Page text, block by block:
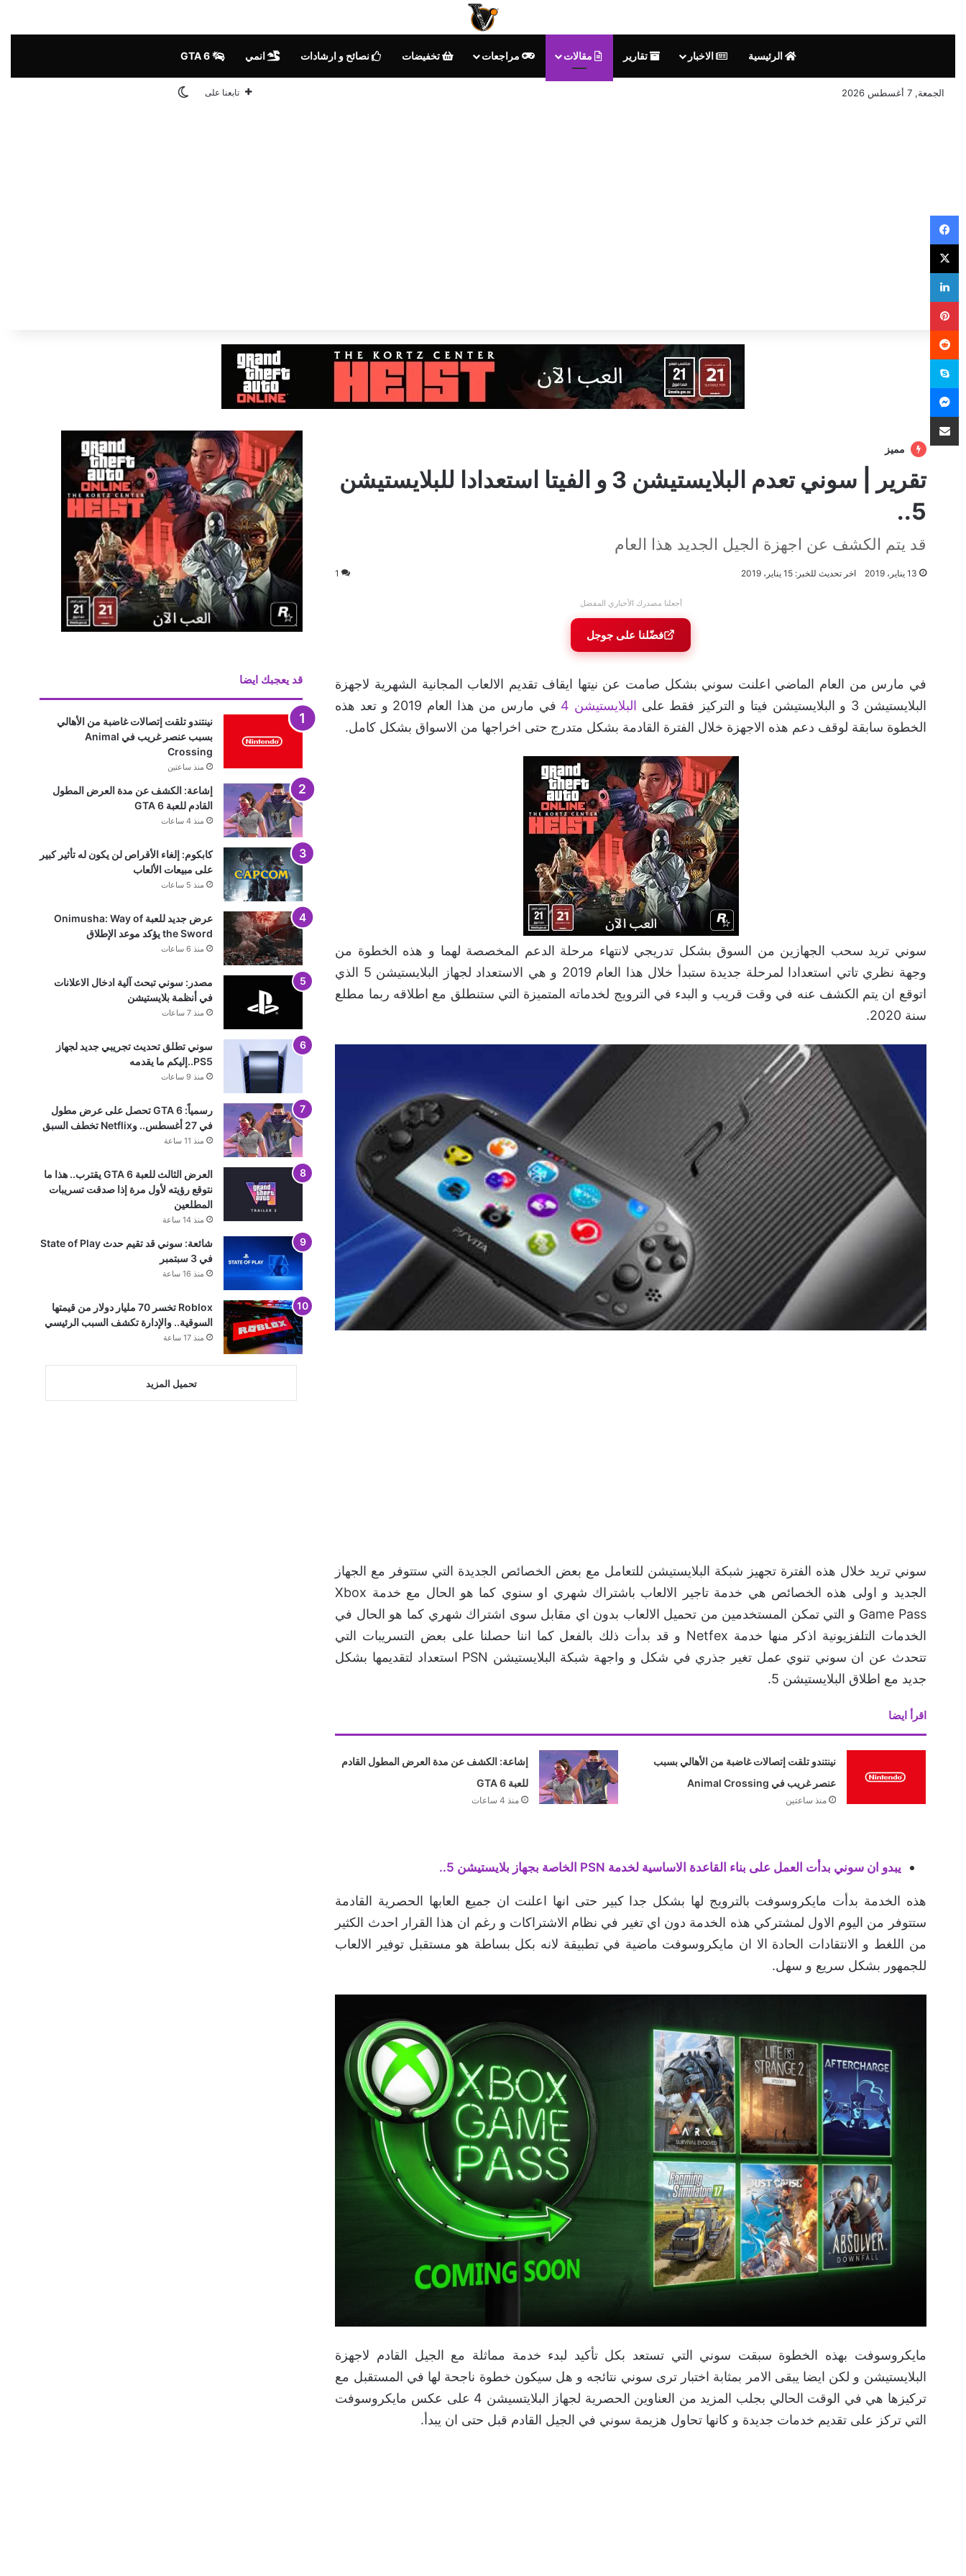
الرئيسية الاخبار تقارير مقالات مراجعات تخفيضات نصائح و ارشادات انمي
الجمعة, 7 أغسطس 2026 تابعنا على الوضع المظلم
مميز
تقرير | سوني تعدم البلايستيشن 3 و الفيتا استعدادا للبلايستيشن
5..
قد يتم الكشف عن اجهزة الجيل الجديد هذا العام
13 يناير، 2019 اخر تحديث للخبر: 15 يناير، 2019 1
أجعلنا مصدرك الأخباري المفضل
فضّلنا على جوجل
في مارس من العام الماضي اعلنت سوني بشكل صامت عن نيتها ايقاف تقديم الالعاب المجانية الشهرية لاجهزة
البلايستيشن 3 و البلايستيشن فيتا و التركيز فقط على
البلايستيشن 4
في مارس من هذا العام 2019 و تعد هذه
الخطوة سابقة لوقف دعم هذه الاجهزة خلال الفترة القادمة بشكل متدرج حتى اخراجها من الاسواق بشكل كامل.
سوني تريد سحب الجهازين من السوق بشكل تدريجي لانتهاء مرحلة الدعم المخصصة لهما و هذه الخطوة من
وجهة نظري تاتي استعدادا لمرحلة جديدة ستبدأ خلال هذا العام 2019 و هي الاستعداد لجهاز البلايستيشن 5 الذي
اتوقع ان يتم الكشف عنه في وقت قريب و البدء في الترويج لخدماته المتميزة التي ستنطلق مع اطلاقه ربما مطلع
سنة 2020.
سوني تريد خلال هذه الفترة تجهيز شبكة البلايستيشن للتعامل مع بعض الخصائص الجديدة التي ستتوفر مع الجهاز
الجديد و اولى هذه الخصائص هي خدمة تاجير الالعاب باشتراك شهري او سنوي كما هو الحال مع خدمة Xbox
Game Pass و التي تمكن المستخدمين من تحميل الالعاب بدون اي مقابل سوى اشتراك شهري كما هو الحال في
الخدمات التلفزيونية اذكر منها خدمة Netfex و قد بدأت ذلك بالفعل كما اننا حصلنا على بعض التسريبات التي
تتحدث عن ان سوني تنوي عمل تغير جذري في شكل و واجهة شبكة البلايستيشن PSN استعداد لتقديمها بشكل
جديد مع اطلاق البلايستيشن 5.
اقرأ ايضا
نينتندو تلقت إتصالات غاضبة من الأهالي بسبب
عنصر غريب في Animal Crossing
منذ ساعتين
إشاعة: الكشف عن مدة العرض المطول القادم
للعبة GTA 6
منذ 4 ساعات
يبدو ان سوني بدأت العمل على بناء القاعدة الاساسية لخدمة PSN الخاصة بجهاز بلايستيشن 5..
هذه الخدمة بدأت مايكروسوفت بالترويج لها بشكل جدا كبير حتى انها اعلنت ان جميع العابها الحصرية القادمة
ستتوفر من اليوم الاول لمشتركي هذه الخدمة دون اي تغير في نظام الاشتراكات و رغم ان هذا القرار احدث الكثير
من اللغط و الانتقادات الحادة الا ان مايكروسوفت ماضية في تطبيقة لانه بكل بساطة هو مستقبل توفير الالعاب
للجمهور بشكل سريع و سهل.
مايكروسوفت بهذه الخطوة سبقت سوني التي تستعد بكل تأكيد لبدء خدمة مماثلة مع الجيل القادم لاجهزة
البلايستيشن و لكن ايضا يبقى الامر بمثابة اختبار ترى سوني نتائجه و هل سيكون خطوة ناجحة لها في المستقبل مع
تركيزها هي في الوقت الحالي بجلب المزيد من العناوين الحصرية لجهاز البلايتسيشن 4 على عكس مايكروسوفت
التي تركز على تقديم خدمات جديدة و كانها تحاول هزيمة سوني في الجيل القادم قبل حتى ان يبدأ.
قد يعجبك ايضا
نينتندو تلقت إتصالات غاضبة من الأهالي
بسبب عنصر غريب في Animal
Crossing
منذ ساعتين
إشاعة: الكشف عن مدة العرض المطول
القادم للعبة GTA 6
منذ 4 ساعات
كابكوم: إلغاء الأقراص لن يكون له تأثير كبير
على مبيعات الألعاب
منذ 5 ساعات
عرض جديد للعبة Onimusha: Way of
the Sword يؤكد موعد الإطلاق
منذ 6 ساعات
مصدر: سوني تبحث آلية ادخال الاعلانات
في أنظمة بلايستيشن
منذ 7 ساعات
سوني تطلق تحديث تجريبي جديد لجهاز
PS5..إليكم ما يقدمه
منذ 9 ساعات
رسمياً: GTA 6 تحصل على عرض مطول
في 27 أغسطس.. وNetflix تخطف السبق
منذ 11 ساعة
العرض الثالث للعبة GTA 6 يقترب.. هذا ما
نتوقع رؤيته لأول مرة إذا صدقت تسريبات
المطلعين
منذ 14 ساعة
شائعة: سوني قد تقيم حدث State of Play
في 3 سبتمبر
منذ 16 ساعة
Roblox تخسر 70 مليار دولار من قيمتها
السوقية.. والإدارة تكشف السبب الرئيسي
منذ 17 ساعة
تحميل المزيد
فيسبوك
‫X
لينكدإن
بينتيريست
سكايب
ماسنجر
مشاركة عبر البريد